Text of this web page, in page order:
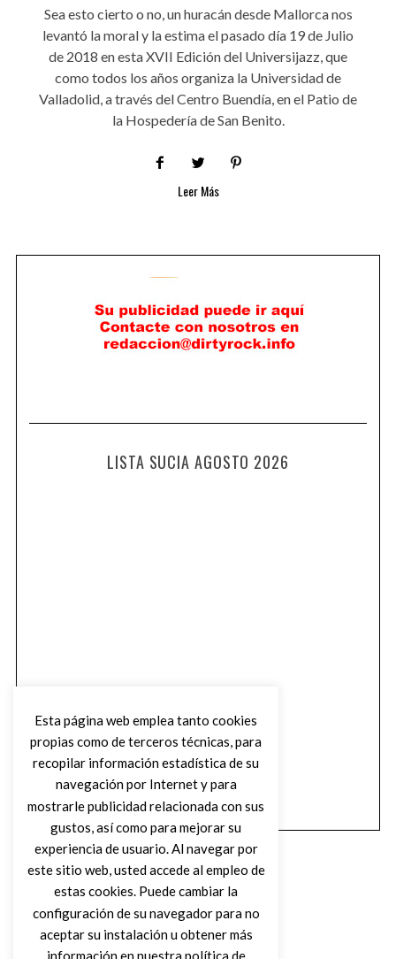
Sea esto cierto o no, un huracán desde Mallorca nos
levantó la moral y la estima el pasado día 19 de Julio
de 2018 en esta XVII Edición del Universijazz, que
como todos los años organiza la Universidad de
Valladolid, a través del Centro Buendía, en el Patio de
la Hospedería de San Benito.
Leer Más
LISTA SUCIA AGOSTO 2026
Esta página web emplea tanto cookies
propias como de terceros técnicas, para
recopilar información estadística de su
navegación por Internet y para
mostrarle publicidad relacionada con sus
gustos, así como para mejorar su
experiencia de usuario. Al navegar por
este sitio web, usted accede al empleo de
estas cookies. Puede cambiar la
configuración de su navegador para no
aceptar su instalación u obtener más
información en nuestra política de